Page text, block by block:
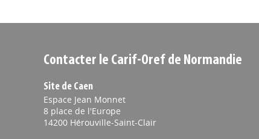
Contacter le Carif-Oref de Normandie
Site de Caen
Espace Jean Monnet
8 place de l'Europe
14200 Hérouville-Saint-Clair